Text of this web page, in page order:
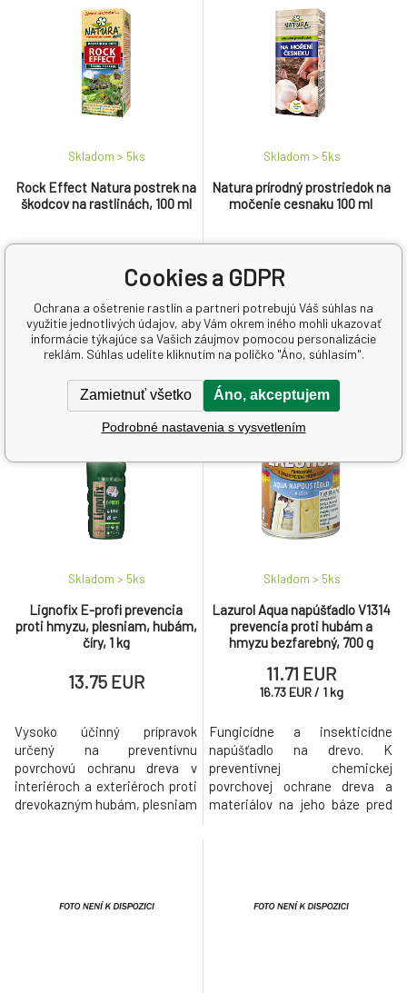
Rock Effect Natura postrek na
škodcov na rastlinách, 100 ml
Skladom > 5ks
4.17 EUR
/1l
Konzentrát na báze prírodných
látok zvyšuje odolnosť a
obranyschopnosť rastlín proti
škodcom. Má kontaktný účinok
s protipožerovým efektom,
zároveň neškodí užitočným
Natura prírodný prostriedok na
močenie cesnaku 100 ml
Skladom > 5ks
9.43 EUR
94.3
Natura je ekologický prírodný
prípravok určený na ochranu
cesnaku pred pôdnymi
hubovými chorobami a
háďatkami.
Lignofix E-profi prevencia
proti hmyzu, plesniam, hubám,
číry, 1 kg
Skladom > 5ks
13.75 EUR
Vysoko účinný prípravok
určený na preventívnu
povrchovú ochranu dreva v
interiéroch a exteriéroch proti
drevokazným hubám, plesniam
Lazurol Aqua napúšťadlo V1314
prevencia proti hubám a
hmyzu bezfarebný, 700 g
Skladom > 5ks
11.71 EUR
16.73 EUR / 1 kg
Fungicídne a insekticídne
napúšťadlo na drevo. K
preventívnej chemickej
povrchovej ochrane dreva a
materiálov na jeho báze pred
Cookies a GDPR
Ochrana a ošetrenie rastlín a partneri potrebujú Váš súhlas na
využitie jednotlivých údajov, aby Vám okrem iného mohli ukazovať
informácie týkajúce sa Vašich záujmov pomocou personalizácie
reklám. Súhlas udelíte kliknutím na políčko "Áno, súhlasím".
Zamietnuť všetko Áno, akceptujem
Podrobné nastavenia s vysvetlením